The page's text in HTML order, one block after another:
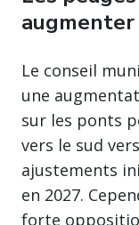
augmenter
Le conseil
une
sur les ponts
vers le sud
ajustements
en 2027.
forte